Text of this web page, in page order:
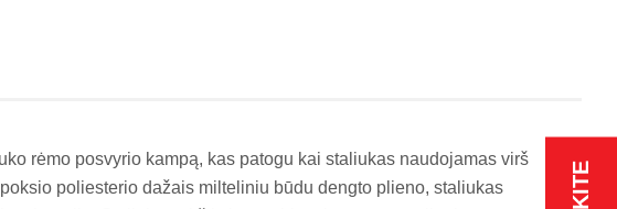
rėmo posvyrio kampą, kas patogu kai staliukas naudojamas virš
poliesterio dažais milteliniu būdu dengto plieno, staliukas